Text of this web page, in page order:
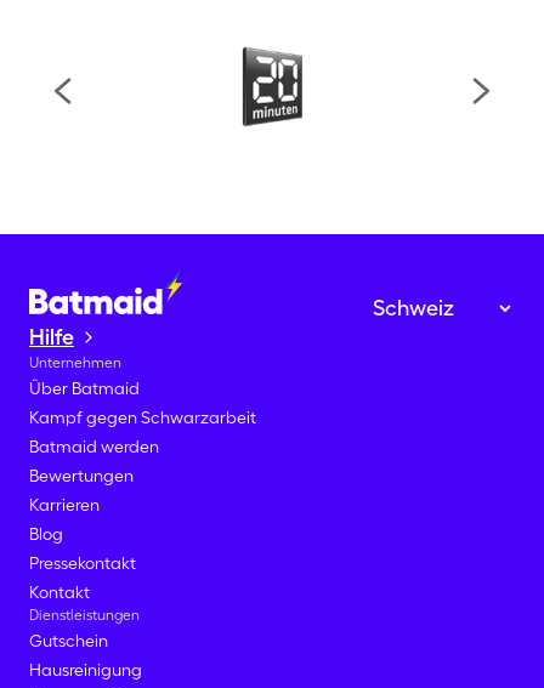
Hilfe
Unternehmen
Über Batmaid
Kampf gegen Schwarzarbeit
Batmaid werden
Bewertungen
Karrieren
Blog
Pressekontakt
Kontakt
Dienstleistungen
Gutschein
Hausreinigung